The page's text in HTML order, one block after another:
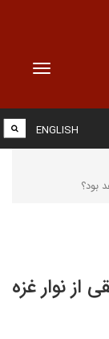
Toggle
ENGLISH
بود؟
از نوار غزه